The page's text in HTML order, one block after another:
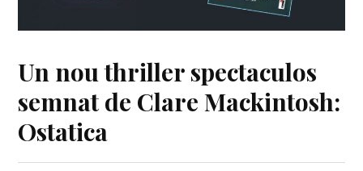
Un nou thriller spectaculos
semnat de Clare Mackintosh:
Ostatica